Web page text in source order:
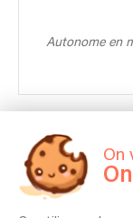
Autonome en
J'accompagne
On